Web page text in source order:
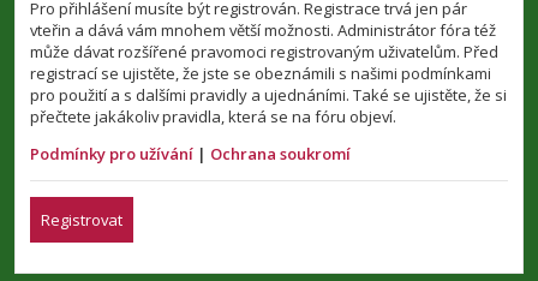
Pro přihlášení musíte být registrován. Registrace trvá jen pár
vteřin a dává vám mnohem větší možnosti. Administrátor fóra též
může dávat rozšířené pravomoci registrovaným uživatelům. Před
registrací se ujistěte, že jste se obeznámili s našimi podmínkami
pro použití a s dalšími pravidly a ujednáními. Také se ujistěte, že si
přečtete jakákoliv pravidla, která se na fóru objeví.
Podmínky pro užívání | Ochrana soukromí
Registrovat